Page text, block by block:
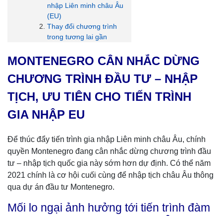
nhập Liên minh châu Âu
(EU)
Thay đổi chương trình
trong tương lai gần
MONTENEGRO CÂN NHẮC DỪNG
CHƯƠNG TRÌNH ĐẦU TƯ – NHẬP
TỊCH, ƯU TIÊN CHO TIẾN TRÌNH
GIA NHẬP EU
Để thúc đẩy tiến trình gia nhập Liên minh châu Âu, chính
quyền Montenegro đang cân nhắc dừng chương trình đầu
tư – nhập tịch quốc gia này sớm hơn dự định. Có thể năm
2021 chính là cơ hội cuối cùng để nhập tịch châu Âu thông
qua dự án đầu tư Montenegro.
Mối lo ngại ảnh hưởng tới tiến trình đàm